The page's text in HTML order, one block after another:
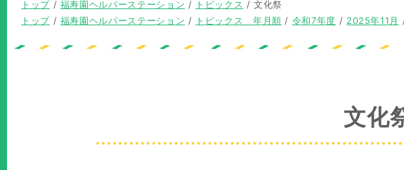
現
在
トップ/ 福寿園ヘルパーステーション / トピックス /文化祭
現
トップ/ 福寿園ヘルパーステーション / トピックス 年月順 / 令和7年度 / 2025年11月
文化